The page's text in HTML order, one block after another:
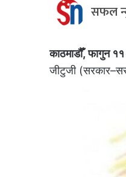
सफल
काठमाडौँ, फागुन
जीटुजी